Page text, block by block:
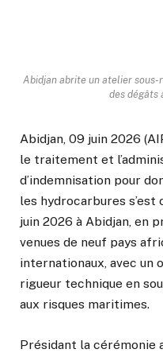
Abidjan abrite un atelier sous-
des dégâts
Abidjan, 09 juin 2026
le traitement et
d’indemnisation pour
les hydrocarbures
juin 2026 à Abidjan, en
venues de neuf pays
internationaux, avec
rigueur technique en
aux risques maritimes.
Présidant la cérémonie